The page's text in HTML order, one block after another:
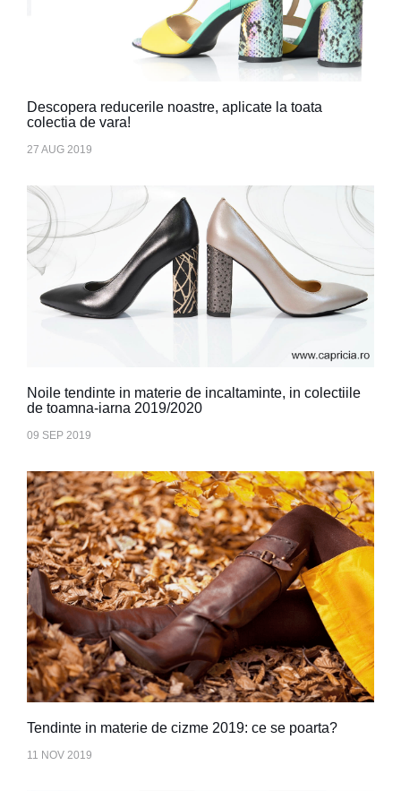
Descopera reducerile noastre, aplicate la toata
colectia de vara!
27 AUG 2019
Noile tendinte in materie de incaltaminte, in colectiile
de toamna-iarna 2019/2020
09 SEP 2019
Tendinte in materie de cizme 2019: ce se poarta?
11 NOV 2019